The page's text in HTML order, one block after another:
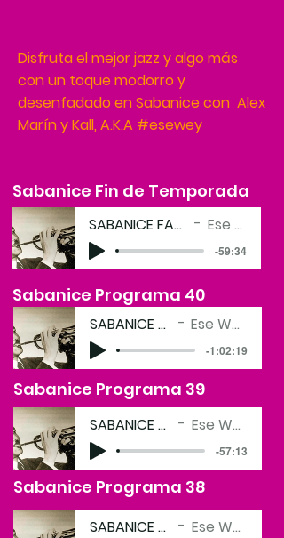
Disfruta el mejor jazz y algo más
con un toque modorro y
desenfadado en Sabanice con Alex
Marín y Kall, A.K.A #esewey
Sabanice Fin de Temporada
SABANICE FAREWELL Ese Wey
-59:34
Sabanice Programa 40
SABANICE 37 Ese Wey
-1:02:19
Sabanice Programa 39
SABANICE 36 Ese Wey
-57:13
Sabanice Programa 38
SABANICE 35 Ese Wey